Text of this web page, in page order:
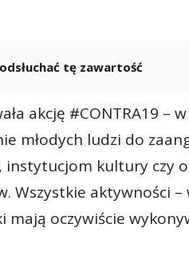
tę zawartość
akcję #CONTRA19 –
młodych ludzi do
kultury czy
Wszystkie aktywności
mają oczywiście